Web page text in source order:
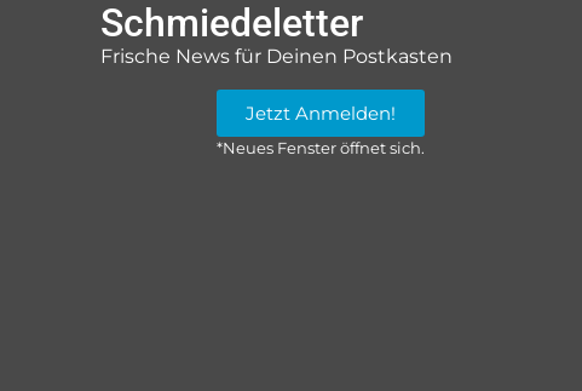
Schmiedeletter
Frische News für Deinen Postkasten
Jetzt Anmelden!
*Neues Fenster öffnet sich.